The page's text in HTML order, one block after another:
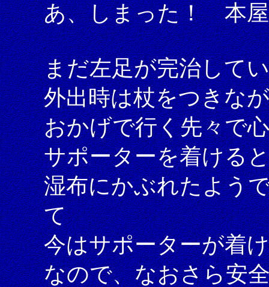
あ、しまった！ 本屋
まだ左足が完治して
外出時は杖をつきな
おかげで行く先々で
サポーターを着ける
湿布にかぶれたよう
て
今はサポーターが着
なので、なおさら安